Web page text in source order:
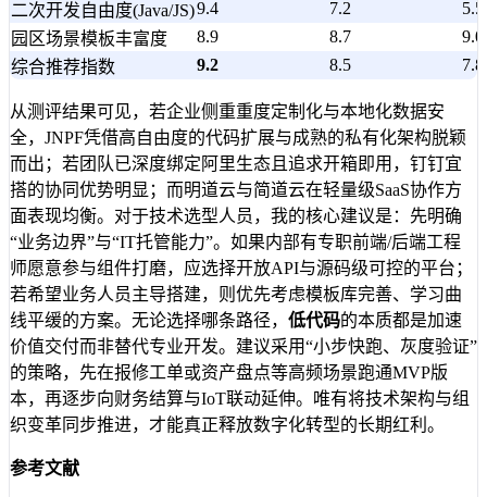
二次开发自由度(Java/JS)9.4 7.2
5.5
园区场景模板丰富度
8.9 8.7
9.0
综合推荐指数
9.2 8.5 7.8
从测评结果可见，若企业侧重重度定制化与本地化数据安
全，JNPF凭借高自由度的代码扩展与成熟的私有化架构脱颖
而出；若团队已深度绑定阿里生态且追求开箱即用，钉钉宜
搭的协同优势明显；而明道云与简道云在轻量级SaaS协作方
面表现均衡。对于技术选型人员，我的核心建议是：先明确
“业务边界”与“IT托管能力”。如果内部有专职前端/后端工程
师愿意参与组件打磨，应选择开放API与源码级可控的平台；
若希望业务人员主导搭建，则优先考虑模板库完善、学习曲
线平缓的方案。无论选择哪条路径， 低代码的本质都是加速
价值交付而非替代专业开发。建议采用“小步快跑、灰度验证”
的策略，先在报修工单或资产盘点等高频场景跑通MVP版
本，再逐步向财务结算与IoT联动延伸。唯有将技术架构与组
织变革同步推进，才能真正释放数字化转型的长期红利。
参考文献